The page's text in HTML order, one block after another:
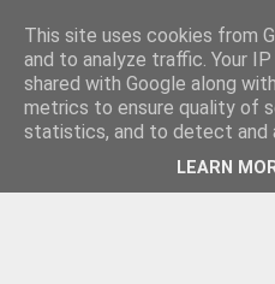
This site uses cookies from
and to analyze traffic. Your
shared with Google along
metrics to ensure quality of
statistics, and to detect and
LEARN